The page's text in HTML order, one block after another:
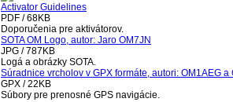
Activator Guidelines
PDF / 68KB
Doporučenia pre aktivátorov.
SOTA OM Logo, autor: Jaro OM7JN
JPG / 787KB
Logá a obrázky SOTA.
Súradnice vrcholov v GPX formáte, autori: OM1AEG a
GPX / 22KB
Súbory pre prenosné GPS navigácie.